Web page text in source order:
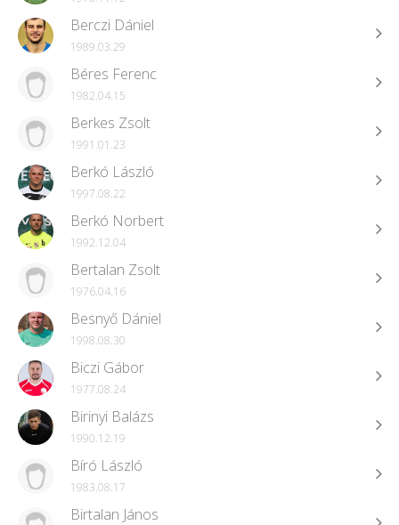
Berczi Dániel
1989.03.29
Béres Ferenc
1982.04.15
Berkes Zsolt
1991.01.23
Berkó László
1997.08.22
Berkó Norbert
1992.12.04
Bertalan Zsolt
1976.04.16
Besnyő Dániel
1998.08.30
Biczi Gábor
1977.08.24
Birinyi Balázs
1990.12.19
Bíró László
1983.08.17
Birtalan János